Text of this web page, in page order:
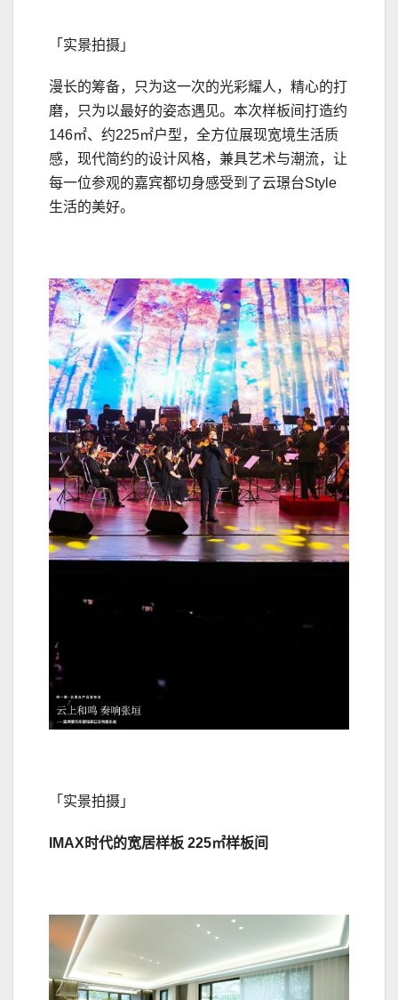
「实景拍摄」
漫长的筹备，只为这一次的光彩耀人，精心的打
磨，只为以最好的姿态遇见。本次样板间打造约
146㎡、约225㎡户型，全方位展现宽境生活质
感，现代简约的设计风格，兼具艺术与潮流，让
每一位参观的嘉宾都切身感受到了云璟台Style
生活的美好。
「实景拍摄」
IMAX时代的宽居样板 225㎡样板间